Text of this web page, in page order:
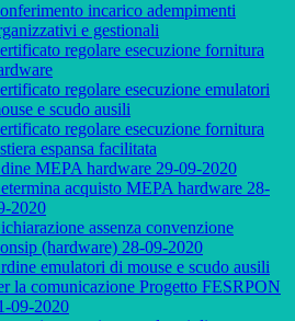
incarico adempimenti
e gestionali
regolare esecuzione fornitura
regolare esecuzione emulatori
e scudo ausili
regolare esecuzione fornitura
espansa facilitata
MEPA hardware 29-09-2020
acquisto MEPA hardware 28-
2020
assenza convenzione
(hardware) 28-09-2020
emulatori di mouse e scudo ausili
la comunicazione Progetto FESRPON
09-2020